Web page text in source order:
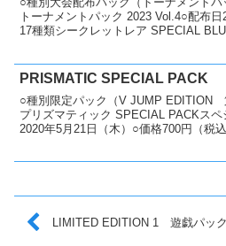
トーナメントパック 2023 Vol.4○配布
17種類シークレットレア SPECIAL
PRISMATIC SPECIAL PACK
○種別限定パック（V JUMP EDITION
プリズマティック SPECIAL PACKス
2020年5月21日（木）○価格700円（税
LIMITED EDITION 1 遊戯パック